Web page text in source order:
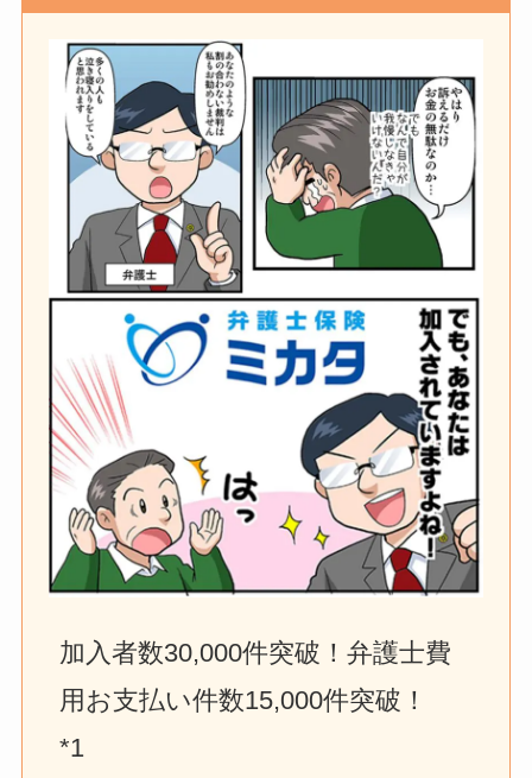
加入者数30,000件突破！弁護士費
用お支払い件数15,000件突破！
*1